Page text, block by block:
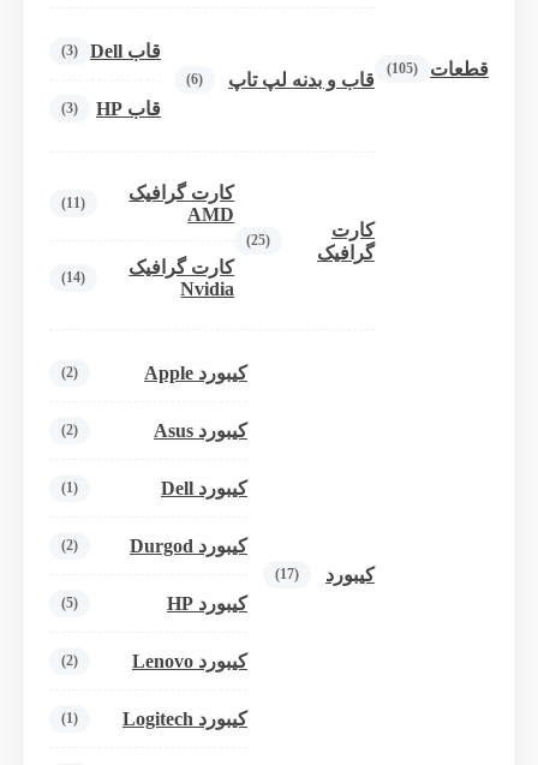
قطعات (105)
قاب و بدنه لپ تاپ (6)
قاب Dell (3)
قاب HP (3)
کارت
گرافیک
(25)
کارت گرافیک
AMD
(11)
کارت گرافیک
Nvidia
(14)
کیبورد (17)
کیبورد Apple (2)
کیبورد Asus (2)
کیبورد Dell (1)
کیبورد Durgod (2)
کیبورد HP (5)
کیبورد Lenovo (2)
کیبورد Logitech (1)